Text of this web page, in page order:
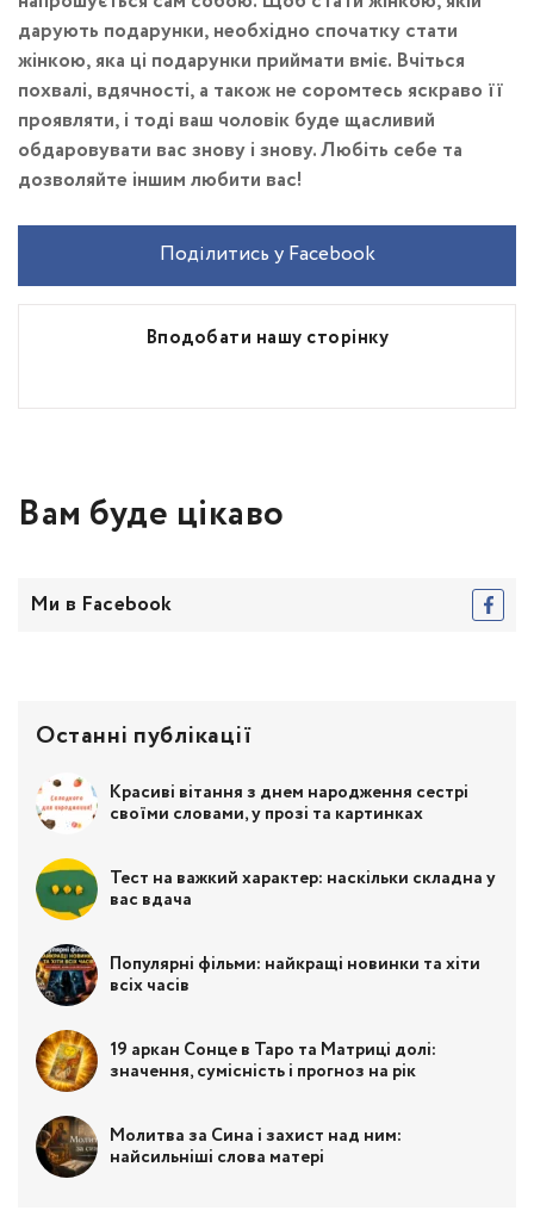
дарують подарунки, необхідно спочатку стати
жінкою, яка ці подарунки приймати вміє. Вчіться
похвалі, вдячності, а також не соромтесь яскраво її
проявляти, і тоді ваш чоловік буде щасливий
обдаровувати вас знову і знову. Любіть себе та
дозволяйте іншим любити вас!
Вподобати нашу сторінку
Поділитись у Facebook
Вам буде цікаво
Ми в Facebook
Останні публікації
Красиві вітання з днем народження сестрі
своїми словами, у прозі та картинках
Тест на важкий характер: наскільки складна у
вас вдача
Популярні фільми: найкращі новинки та хіти
всіх часів
19 аркан Сонце в Таро та Матриці долі:
значення, сумісність і прогноз на рік
Молитва за Сина і захист над ним:
найсильніші слова матері